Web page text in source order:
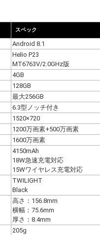
スペック
Android 8.1
Helio P23
MT6763V/2.0GHz版
4GB
128GB
最大256GB
6.3型ノッチ付き
1520×720
1200万画素+500万画素
1600万画素
4150mAh
18W急速充電対応
15Wワイヤレス充電対応
TWILIGHT
Black
高さ：156.8mm
横幅：75.6mm
厚さ：8.4mm
205g